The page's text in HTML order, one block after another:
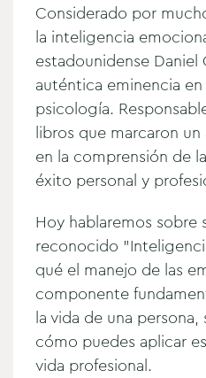
Considerado por
la inteligencia
estadounidense Daniel
auténtica eminencia
psicología.
libros que marcaron
en la comprensión de
éxito personal y
Hoy hablaremos sobre
reconocido
qué el manejo de las
componente
la vida de una
cómo puedes aplicar
vida profesional.